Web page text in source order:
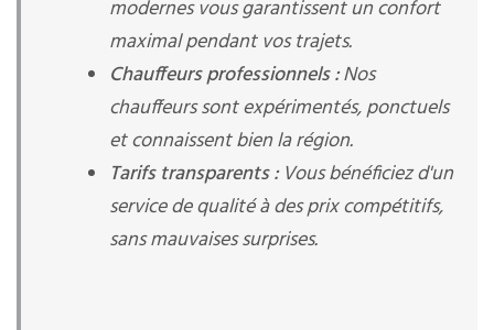
modernes vous garantissent un confort
maximal pendant vos trajets.
Chauffeurs professionnels :Nos
chauffeurs sont expérimentés, ponctuels
et connaissent bien la région.
Tarifs transparents :Vous bénéficiez d'un
service de qualité à des prix compétitifs,
sans mauvaises surprises.